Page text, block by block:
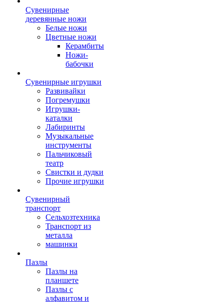
Сувенирные
деревянные ножи
Белые ножи
Цветные ножи
Керамбиты
Ножи-
бабочки
Сувенирные игрушки
Развивайки
Погремушки
Игрушки-
каталки
Лабиринты
Музыкальные
инструменты
Пальчиковый
театр
Свистки и дудки
Прочие игрушки
Сувенирный
транспорт
Сельхозтехника
Транспорт из
металла
машинки
Пазлы
Пазлы на
планшете
Пазлы с
алфавитом и